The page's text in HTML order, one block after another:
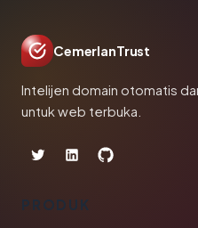
CemerlanTrust
Intelijen domain otomatis
untuk web terbuka.
PRODUK